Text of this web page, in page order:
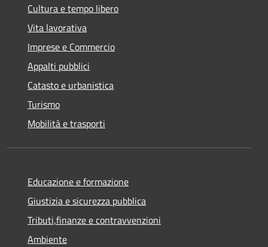
Cultura e tempo libero
Vita lavorativa
Imprese e Commercio
Appalti pubblici
Catasto e urbanistica
Turismo
Mobilità e trasporti
Educazione e formazione
Giustizia e sicurezza pubblica
Tributi,finanze e contravvenzioni
Ambiente